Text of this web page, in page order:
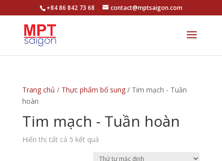
+84 86 842 73 68 contact@mptsaigon.com
Trang chủ / Thực phẩm bổ sung/ Tim mạch - Tuần
hoàn
Tim mạch - Tuần hoàn
Hiển thị tất cả 5 kết quả